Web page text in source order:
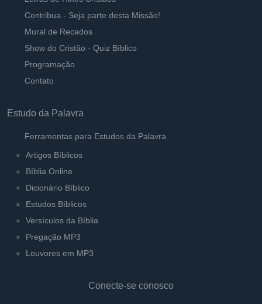
Contribua - Seja parte desta Missão!
Mural de Recados
Show do Cristão - Quiz Bíblico
Programação
Contato
Estudo da Palavra
Ferramentas para Estudos da Palavra
Artigos Bíblicos
Bíblia Online
Dicionário Bíblico
Estudos Bíblicos
Versículos da Bíblia
Pregação MP3
Louvores em MP3
Conecte-se conosco